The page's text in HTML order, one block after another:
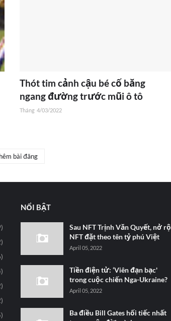
Thót tim cảnh cậu bé cố băng
ngang đường trước mũi ô tô
Tháng 4/03/2022
bài đăng
NỔI BẬT
Sau NFT Trịnh Văn Quyết, nở rộ
NFT đặt theo tên tỷ phú Việt
April 05, 2022
Tiền điện tử: ‘Viên đạn bạc'
trong cuộc chiến Nga-Ukraine?
April 05, 2022
Ba điều Bill Gates hối tiếc nhất